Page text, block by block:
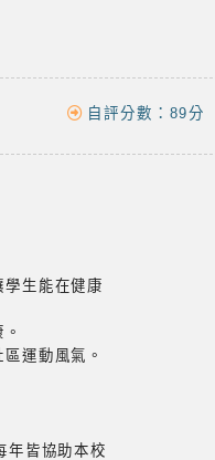
自評分數： 89分
生能在健康
運動風氣。
年皆協助本校